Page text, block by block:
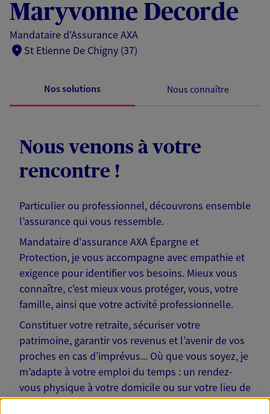
Maryvonne Decorde
Mandataire d'Assurance AXA
St Etienne De Chigny (37)
Nos solutions Nous connaître
Nous venons à votre
rencontre !
Particulier ou professionnel, découvrons ensemble
l’assurance qui vous ressemble.
Mandataire d'assurance AXA Épargne et
Protection, je vous accompagne avec empathie et
exigence pour identifier vos besoins. Mieux vous
connaître, c'est mieux vous protéger, vous, votre
famille, ainsi que votre activité professionnelle.
Constituer votre retraite, sécuriser votre
patrimoine, garantir vos revenus et l’avenir de vos
proches en cas d’imprévus... Où que vous soyez, je
m’adapte à votre emploi du temps : un rendez-
vous physique à votre domicile ou sur votre lieu de
travail… Je suis là pour échanger avec vous !